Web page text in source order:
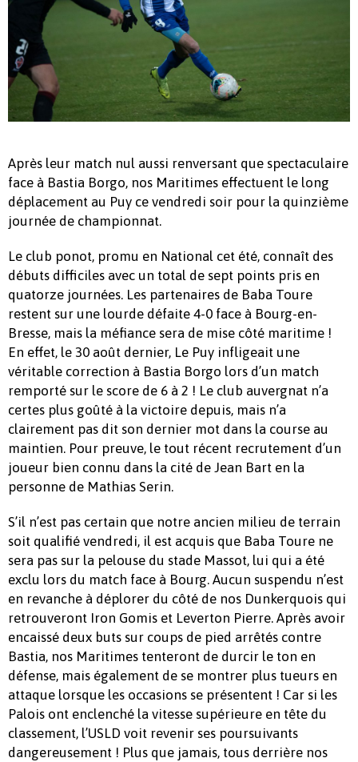
Après leur match nul aussi renversant que spectaculaire
face à Bastia Borgo, nos Maritimes effectuent le long
déplacement au Puy ce vendredi soir pour la quinzième
journée de championnat.
Le club ponot, promu en National cet été, connaît des
débuts difficiles avec un total de sept points pris en
quatorze journées. Les partenaires de Baba Toure
restent sur une lourde défaite 4-0 face à Bourg-en-
Bresse, mais la méfiance sera de mise côté maritime !
En effet, le 30 août dernier, Le Puy infligeait une
véritable correction à Bastia Borgo lors d’un match
remporté sur le score de 6 à 2 ! Le club auvergnat n’a
certes plus goûté à la victoire depuis, mais n’a
clairement pas dit son dernier mot dans la course au
maintien. Pour preuve, le tout récent recrutement d’un
joueur bien connu dans la cité de Jean Bart en la
personne de Mathias Serin.
S’il n’est pas certain que notre ancien milieu de terrain
soit qualifié vendredi, il est acquis que Baba Toure ne
sera pas sur la pelouse du stade Massot, lui qui a été
exclu lors du match face à Bourg. Aucun suspendu n’est
en revanche à déplorer du côté de nos Dunkerquois qui
retrouveront Iron Gomis et Leverton Pierre. Après avoir
encaissé deux buts sur coups de pied arrêtés contre
Bastia, nos Maritimes tenteront de durcir le ton en
défense, mais également de se montrer plus tueurs en
attaque lorsque les occasions se présentent ! Car si les
Palois ont enclenché la vitesse supérieure en tête du
classement, l’USLD voit revenir ses poursuivants
dangereusement ! Plus que jamais, tous derrière nos